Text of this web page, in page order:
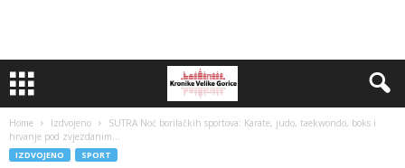
Home Izdvojeno
SUTRA Noć borilačkih sportova: Karate, judo, taekwondo, boks i
hrvanje pod zvjezdanim...
IZDVOJENO SPORT